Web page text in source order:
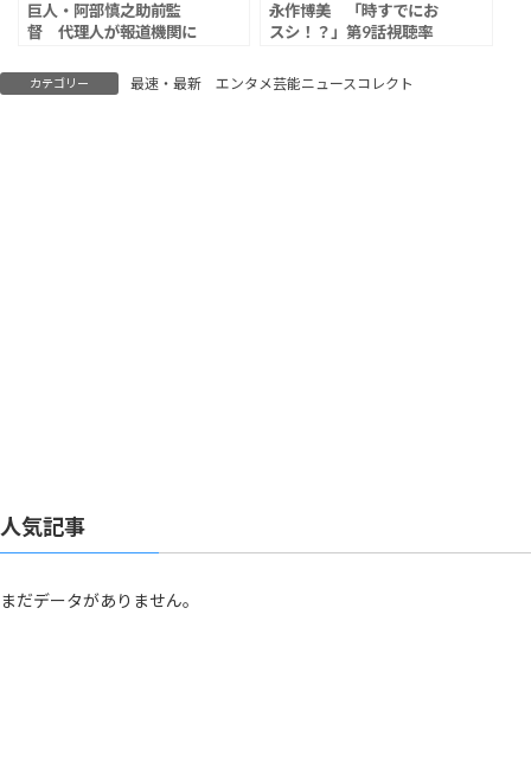
巨人・阿部慎之助前監
督 代理人が報道機関に
も重なる状況において」
永作博美 「時すでにお
スシ！？」第9話視聴率
カテゴリー 最速・最新 エンタメ芸能ニュースコレクト
人気記事
まだデータがありません。